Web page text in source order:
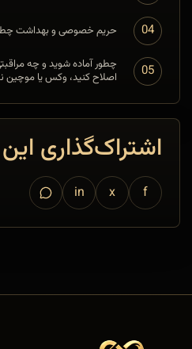
04 حریم خصوصی و بهداشت
05
چطور آماده شوید و چه
اصلاح کنید، وکس یا موچین
اشتراک‌گذاری این
f
x
in